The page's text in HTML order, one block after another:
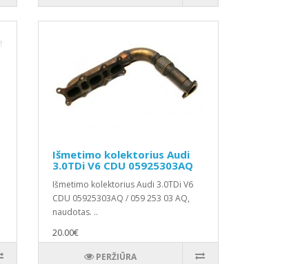
Išmetimo kolektorius Audi
3.0TDi V6 CDU 05925303AQ
Išmetimo kolektorius Audi 3.0TDi V6
CDU 05925303AQ / 059 253 03 AQ,
naudotas. ..
20.00€
PERŽIŪRA